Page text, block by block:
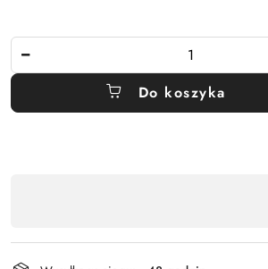
Do koszyka
płatność
i